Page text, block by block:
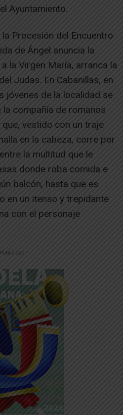
Ayuntamiento.
Procesión del Encuentro
de Ángel anuncia la
la Virgen María, arranca la
Judas. En Cabanillas, en
jóvenes de la localidad se
compañía de romanos
vestido con un traje
en la cabeza, corre por
la multitud que le
donde roba comida e
balcón, hasta que es
en un itenso y trepidante
con el personaje
Publicidad --